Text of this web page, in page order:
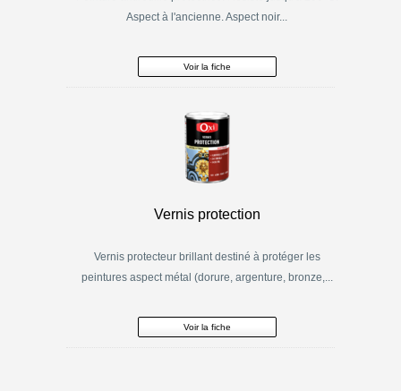
Aspect à l'ancienne. Aspect noir...
Voir la fiche
Vernis protection
Vernis protecteur brillant destiné à protéger les
peintures aspect métal (dorure, argenture, bronze,...
Voir la fiche